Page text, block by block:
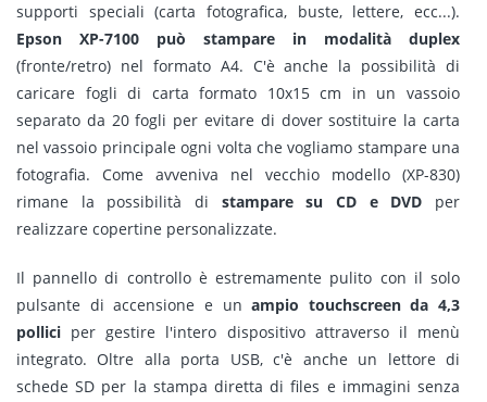
supporti speciali (carta fotografica, buste, lettere, ecc...).
Epson XP-7100 può stampare in modalità duplex
(fronte/retro) nel formato A4. C'è anche la possibilità di
caricare fogli di carta formato 10x15 cm in un vassoio
separato da 20 fogli per evitare di dover sostituire la carta
nel vassoio principale ogni volta che vogliamo stampare una
fotografia. Come avveniva nel vecchio modello (XP-830)
rimane la possibilità di stampare su CD e DVD per
realizzare copertine personalizzate.
Il pannello di controllo è estremamente pulito con il solo
pulsante di accensione e unampio touchscreen da 4,3
pollici per gestire l'intero dispositivo attraverso il menù
integrato. Oltre alla porta USB, c'è anche un lettore di
schede SD per la stampa diretta di files e immagini senza